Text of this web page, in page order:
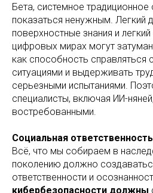
Бета, системное
показаться ненужным. Легкий
поверхностные знания и
цифровых мирах могут
как способность справляться
ситуациями и выдерживать
серьезными испытаниями.
специалисты, включая ИИ-
востребованными.
Социальная
Всё, что мы собираем в
поколению должно
ответственности и
кибербезопасности должны